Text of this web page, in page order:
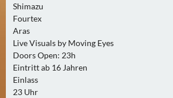
U
E
B
E
R
M
O
Shimazu
Fourtex
Aras
Live Visuals by Moving Eyes
Doors Open: 23h
Eintritt ab 16 Jahren
Einlass
23 Uhr